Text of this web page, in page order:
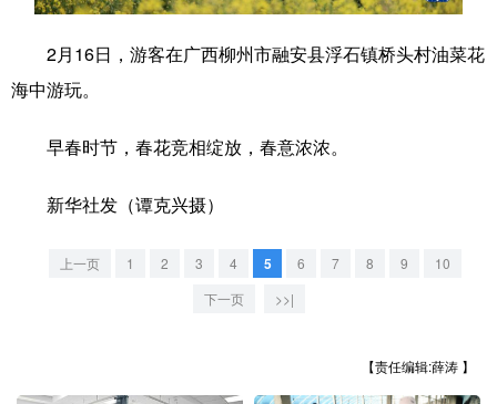
文化产业
辽宁 吉林 上海 江苏
2月16日，游客在广西柳州市融安县浮石镇桥头村油菜花
海中游玩。
早春时节，春花竞相绽放，春意浓浓。
新华社发（谭克兴摄）
上一页 1 2 3 4 5 6 7 8 9
10
下一页
>>|
【责任编辑:薛涛 】